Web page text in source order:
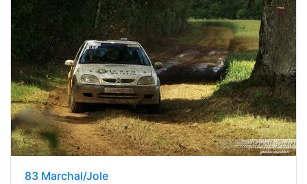
83 Marchal/Jole